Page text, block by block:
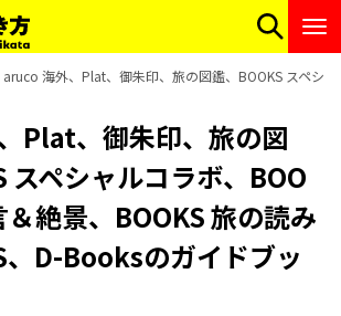
aruco 海外、Plat、御朱印、旅の図鑑、BOOKS スペシ
Plat、御朱印、旅の図
スペシャルコラボ、BOO
＆絶景、BOOKS 旅の読み
、D-Booksのガイドブッ